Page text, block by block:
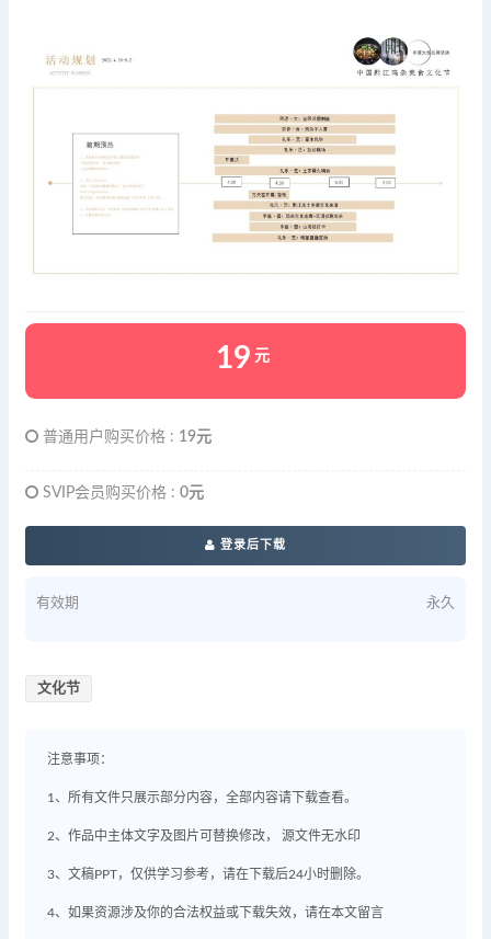
19 元
普通用户购买价格 : 19元
SVIP会员购买价格 : 0元
登录后下载
有效期 永久
文化节
注意事项：
1、所有文件只展示部分内容，全部内容请下载查看。
2、作品中主体文字及图片可替换修改， 源文件无水印
3、文稿PPT，仅供学习参考，请在下载后24小时删除。
4、如果资源涉及你的合法权益或下载失效，请在本文留言